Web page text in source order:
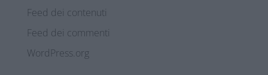
Feed dei contenuti
Feed dei commenti
WordPress.org